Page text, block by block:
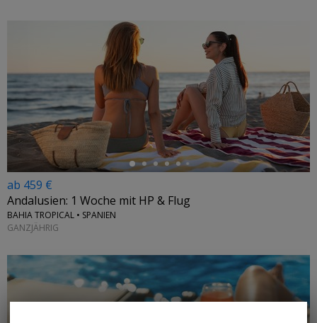
←
ab 459 €
Andalusien: 1 Woche mit HP & Flug
BAHIA TROPICAL • SPANIEN
GANZJÄHRIG